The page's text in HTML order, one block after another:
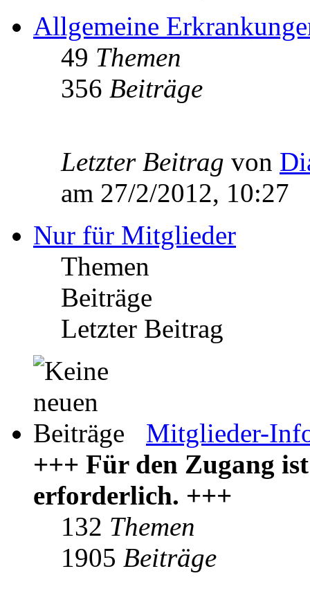
Allgemeine
49 Themen
356 Beiträge
Letzter Beitrag von
am 27/2/2012, 10:27
Nur für Mitglieder
Themen
Beiträge
Letzter Beitrag
Mitglieder-
+++ Für den Zugang
erforderlich. +++
132 Themen
1905 Beiträge